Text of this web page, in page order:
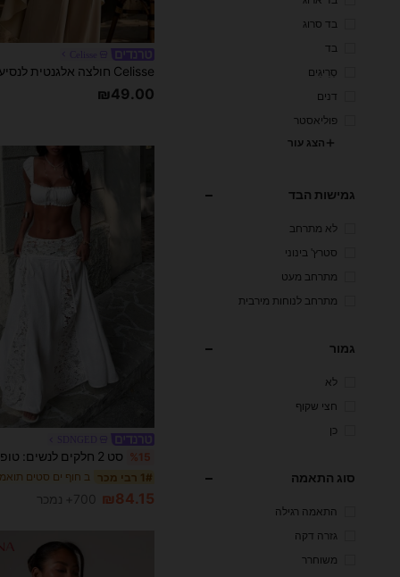
בד סרוג
בד
סְרִיגִים
דנים
פוליאסטר
הצג עור
גמישות הבד
לא מתרחב
סטרץ' בינוני
מתרחב מעט
מתרחב לנוחות מירבית
גמור
לא
חצי שקוף
כן
סוג התאמה
התאמה רגילה
גזרה דקה
משוחרר
₪49.00
%15
1# רבי מכר
₪84.15 700+ נמכר